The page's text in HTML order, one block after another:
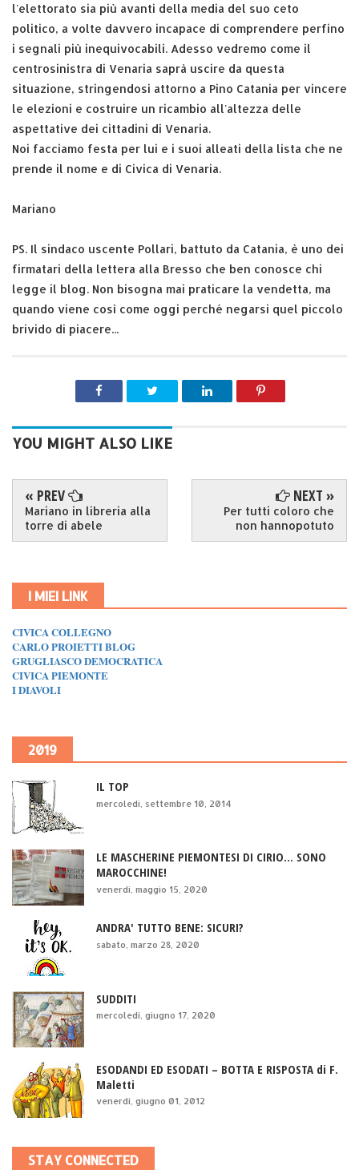
l'elettorato sia più avanti della media del suo ceto
politico, a volte davvero incapace di comprendere perfino
i segnali più inequivocabili. Adesso vedremo come il
centrosinistra di Venaria saprà uscire da questa
situazione, stringendosi attorno a Pino Catania per vincere
le elezioni e costruire un ricambio all'altezza delle
aspettative dei cittadini di Venaria.
Noi facciamo festa per lui e i suoi alleati della lista che ne
prende il nome e di Civica di Venaria.
Mariano
PS. Il sindaco uscente Pollari, battuto da Catania, è uno dei
firmatari della lettera alla Bresso che ben conosce chi
legge il blog. Non bisogna mai praticare la vendetta, ma
quando viene così come oggi perché negarsi quel piccolo
brivido di piacere...
YOU MIGHT ALSO LIKE
« PREV
Mariano in libreria alla
torre di abele
NEXT »
Per tutti coloro che
non hannopotuto
I MIEI LINK
CIVICA COLLEGNO
CARLO PROIETTI BLOG
GRUGLIASCO DEMOCRATICA
CIVICA PIEMONTE
I DIAVOLI
2019
IL TOP
mercoledì, settembre 10, 2014
LE MASCHERINE PIEMONTESI DI CIRIO... SONO
MAROCCHINE!
venerdì, maggio 15, 2020
ANDRA' TUTTO BENE: SICURI?
sabato, marzo 28, 2020
SUDDITI
mercoledì, giugno 17, 2020
ESODANDI ED ESODATI – BOTTA E RISPOSTA di F.
Maletti
venerdì, giugno 01, 2012
STAY CONNECTED